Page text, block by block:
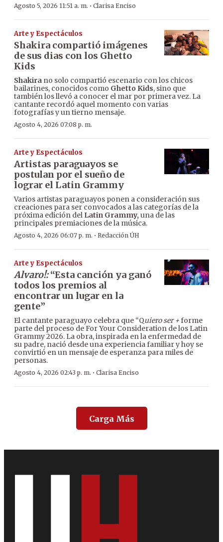
Agosto 5, 2026 11:51 a. m. · Clarisa Enciso
Arte y Espectáculos
Shakira compartió imágenes
de sus dias con los Ghetto
Kids
Shakira no solo compartió escenario con los chicos
bailarines, conocidos como Ghetto Kids, sino que
también los llevó a conocer el mar por primera vez. La
cantante recordó aquel momento con varias
fotografías y un tierno mensaje.
Agosto 4, 2026 07:08 p. m.
Arte y Espectáculos
Artistas paraguayos se
postulan por el sueño de
lograr el Latin Grammy
Varios artistas paraguayos ponen a consideración sus
creaciones para ser convocados a las categorías de la
próxima edición del Latin Grammy, una de las
principales premiaciones de la música.
Agosto 4, 2026 06:07 p. m. · Redacción ÚH
Arte y Espectáculos
Alvaro!:“Esta canción ya ganó
todos los premios al
encontrar un lugar en la
gente”
El cantante paraguayo celebra que “Quiero ser +forme
parte del proceso de For Your Consideration de los Latin
Grammy 2026. La obra, inspirada en la enfermedad de
su padre, nació desde una experiencia familiar y hoy se
convirtió en un mensaje de esperanza para miles de
personas.
Agosto 4, 2026 02:43 p. m. · Clarisa Enciso
Carga Más